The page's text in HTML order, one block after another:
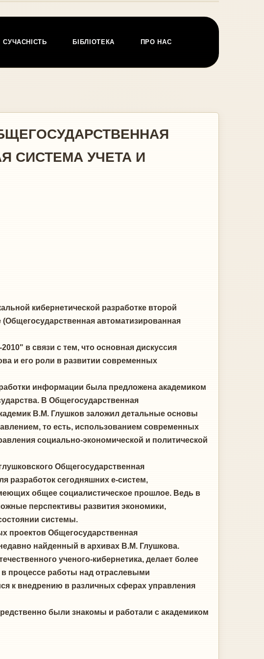
СУЧАСНІСТЬ БІБЛІОТЕКА ПРО НАС
СИСТЕМА УЧЕТА И
кибернетической разработке второй
автоматизированная
в связи с тем, что основная дискуссия
и его роли в развитии современных
информации была предложена академиком
В Общегосударственная
В.М. Глушков заложил детальные основы
то есть, использованием современных
социально-экономической и политической
Общегосударственная
разработок сегодняшних е-систем,
общее социалистическое прошлое. Ведь в
перспективы развития экономики,
системы.
проектов Общегосударственная
найденный в архивах В.М. Глушкова.
ученого-кибернетика, делает более
процессе работы над отраслевыми
к внедрению в различных сферах управления
были знакомы и работали с академиком